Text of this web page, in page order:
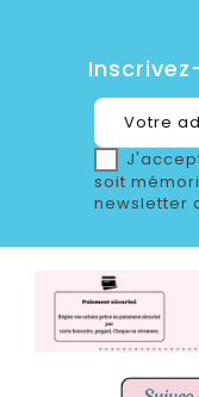
soit
newsletter